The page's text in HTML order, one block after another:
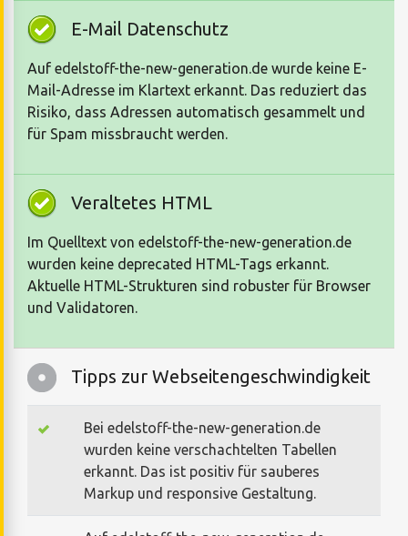
E-Mail Datenschutz
Auf edelstoff-the-new-generation.de wurde keine E-
Mail-Adresse im Klartext erkannt. Das reduziert das
Risiko, dass Adressen automatisch gesammelt und
für Spam missbraucht werden.
Veraltetes HTML
Im Quelltext von edelstoff-the-new-generation.de
wurden keine deprecated HTML-Tags erkannt.
Aktuelle HTML-Strukturen sind robuster für Browser
und Validatoren.
Tipps zur Webseitengeschwindigkeit
Bei edelstoff-the-new-generation.de
wurden keine verschachtelten Tabellen
erkannt. Das ist positiv für sauberes
Markup und responsive Gestaltung.